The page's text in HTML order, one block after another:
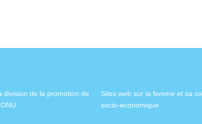
division de la promotion de
Sites web sur la femme et sa
socio-economique